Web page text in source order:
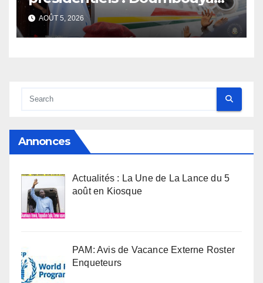
s’envole, l’opposition s’agite,
l’armée rassure
AOÛT 5, 2026
Annonces
Actualités : La Une de La Lance du 5
août en Kiosque
PAM: Avis de Vacance Externe Roster
Enqueteurs